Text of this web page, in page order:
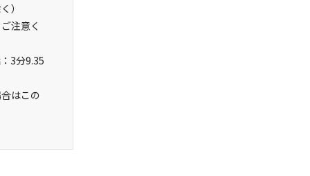
）
注意く
3分9.35
はこの